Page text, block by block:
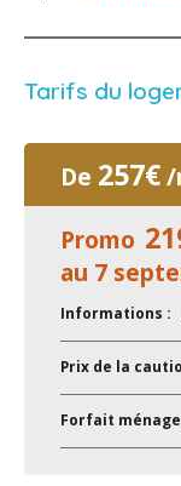
Tarifs du
De 257€/
Promo
au 7
Informations :
Prix de la
Forfait